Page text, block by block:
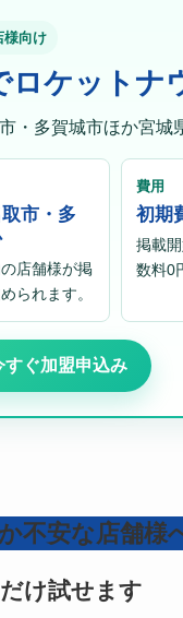
様向け
ロケットナ
・多賀城市ほか宮城
市・多
店舗様が掲
られます。
費用
初期
掲載
数料0
すぐ加盟申込み
不安な店舗様
け試せます